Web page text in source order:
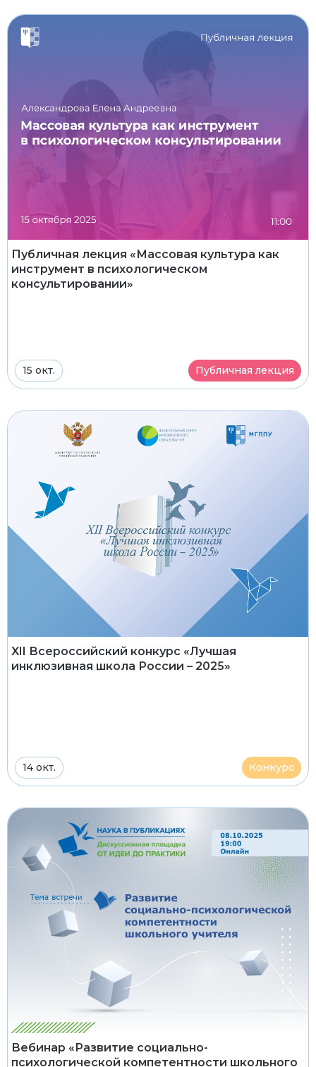
Публичная лекция «Массовая культура как
инструмент в психологическом
консультировании»
15 окт. Публичная лекция
XII Всероссийский конкурс «Лучшая
инклюзивная школа России – 2025»
14 окт. Конкурс
Вебинар «Развитие социально-
психологической компетентности школьного